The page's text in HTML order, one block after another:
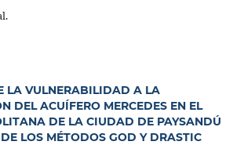
LA VULNERABILIDAD A LA
DEL ACUÍFERO MERCEDES EN EL
DE LA CIUDAD DE PAYSANDÚ
LOS MÉTODOS GOD Y DRASTIC